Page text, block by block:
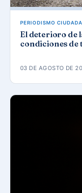
PERIODISMO
El deterioro de
condiciones de
03 DE AGOSTO DE